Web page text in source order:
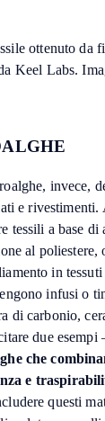
ottenuto da
Keel Labs.
invece,
e rivestimenti.
tessili a base di
al poliestere,
in
infusi o
di carbonio,
due esempi
che
e
questi